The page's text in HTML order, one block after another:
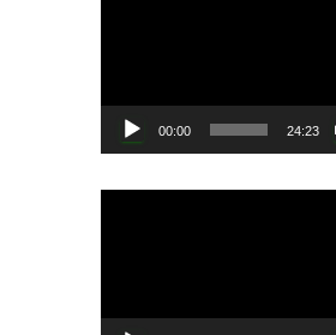
00:00 24:23